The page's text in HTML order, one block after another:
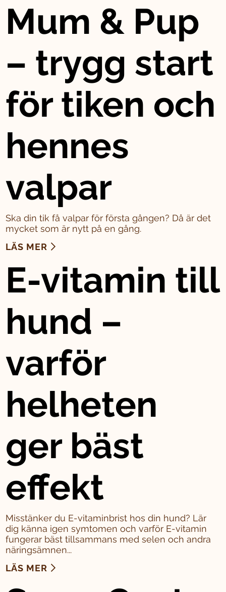
Mum & Pup
– trygg start
för tiken och
hennes
valpar
Ska din tik få valpar för första gången? Då är det
mycket som är nytt på en gång.
LÄS MER
E-vitamin till
hund –
varför
helheten
ger bäst
effekt
Misstänker du E-vitaminbrist hos din hund? Lär
dig känna igen symtomen och varför E-vitamin
fungerar bäst tillsammans med selen och andra
näringsämnen...
LÄS MER